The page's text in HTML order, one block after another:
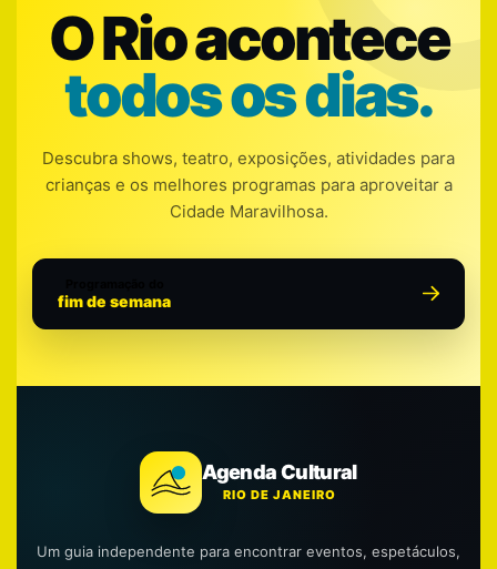
O Rio acontece
todos os dias.
Descubra shows, teatro, exposições, atividades para
crianças e os melhores programas para aproveitar a
Cidade Maravilhosa.
fim de semana
Agenda Cultural
RIO DE JANEIRO
Um guia independente para encontrar eventos, espetáculos,